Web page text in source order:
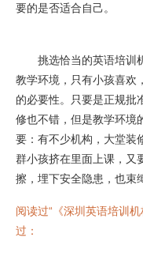
要的是否适合自己。
挑选恰当的英语培训机
教学环境，只有小孩喜欢
的必要性。只要是正规批
修也不错，但是教学环境
要：有不少机构，大堂装
群小孩挤在里面上课，又
擦，埋下安全隐患，也束
阅读过“《深圳英语培训
过：